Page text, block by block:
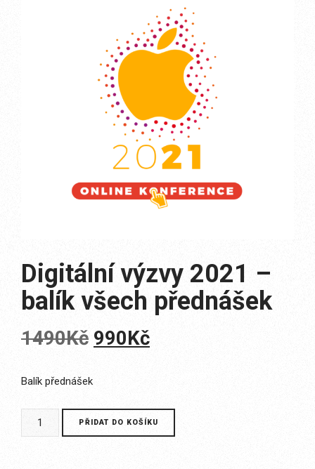
Digitální výzvy 2021 –
balík všech přednášek
1490Kč Původní
1490Kč.
990KčAktuální
990Kč.
Balík přednášek
Digitální
výzvy
PŘIDAT DO KOŠÍKU